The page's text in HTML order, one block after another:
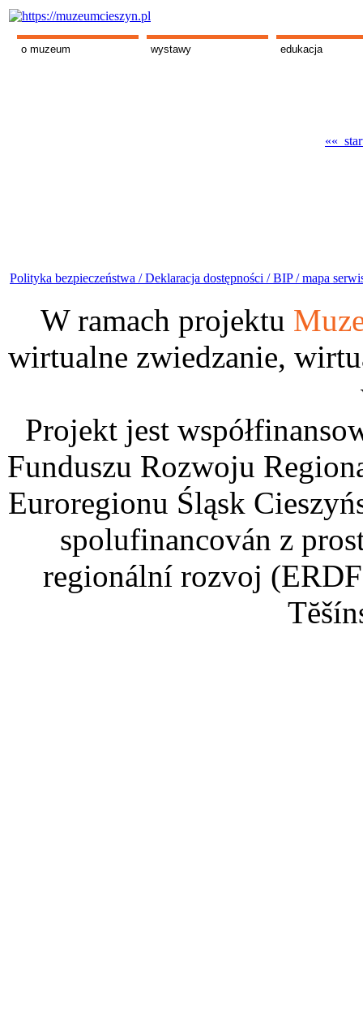
o muzeum wystawy edukacja
««
Polityka bezpieczeństwa /Deklaracja dostępności /BIP /mapa
W ramach projektu
wirtualne zwiedzanie,
Projekt jest
Funduszu Rozwoju
Euroregionu Śląsk
spolufinancován z
regionální rozvoj